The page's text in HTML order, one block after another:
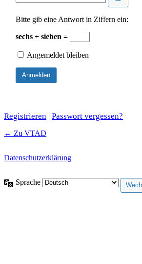
Bitte gib eine Antwort in Ziffern ein:
sechs + sieben =
Angemeldet bleiben
Registrieren | Passwort vergessen?
← Zu VTAD
Datenschutzerklärung
Sprache